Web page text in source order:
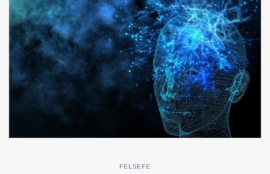
FELSEFE